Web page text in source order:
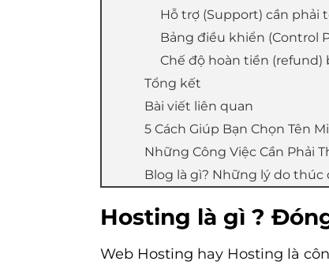
Hỗ trợ (Support) cần phải
Bảng điều khiển (Control
Chế độ hoàn tiền (refund)
Tổng kết
Bài viết liên quan
5 Cách Giúp Bạn Chọn Tên
Những Công Việc Cần Phải
Blog là gì? Những lý do
Hosting là gì ?
Web Hosting hay Hosting là